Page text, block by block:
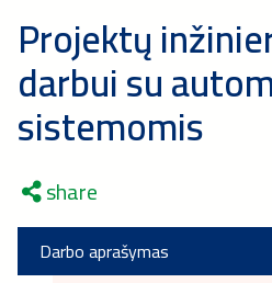
Projektų
darbui su
sistemomis
share
Darbo aprašymas